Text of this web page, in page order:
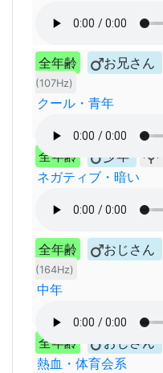
全年齢 お兄さん
(107Hz)
クール・青年
全年齢 少年
ネガティブ・暗い
全年齢 おじさん
(164Hz)
中年
全年齢 おじさん
熱血・体育会系